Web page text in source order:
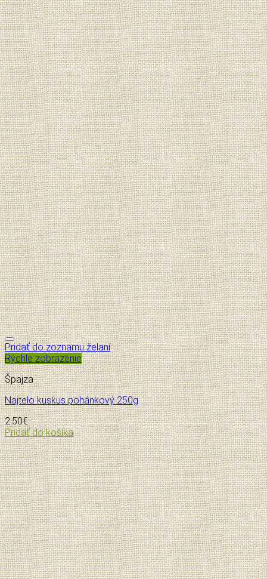
Pridať do zoznamu želaní
Rýchle zobrazenie
Špajza
Najtelo kuskus pohánkový 250g
2.50€
Pridať do košíka